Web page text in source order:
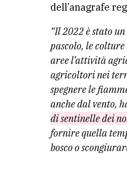
dell’anagrafe
“Il 2022 è stato
pascolo, le
aree l’attività
agricoltori nei
spegnere le
anche dal vento,
di sentinelle dei
fornire quella
bosco o